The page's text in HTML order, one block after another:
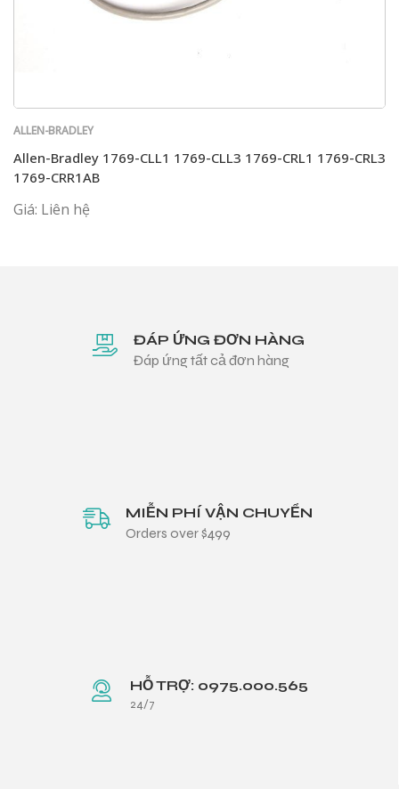
ALLEN-BRADLEY
Allen-Bradley 1769-CLL1 1769-CLL3 1769-CRL1 1769-CRL3
1769-CRR1AB
Giá: Liên hệ
ĐÁP ỨNG ĐƠN HÀNG
Đáp ứng tất cả đơn hàng
MIỄN PHÍ VẬN CHUYỂN
Orders over $499
HỖ TRỢ: 0975.000.565
24/7